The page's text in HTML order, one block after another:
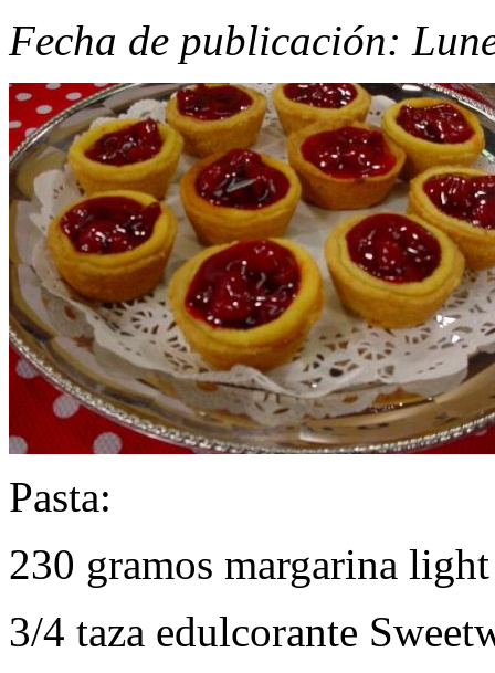
Fecha de publicación:
Pasta:
230 gramos margarina light
3/4 taza edulcorante